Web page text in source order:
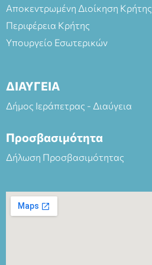
Αποκεντρωμένη Διοίκηση Κρήτης
Περιφέρεια Κρήτης
Υπουργείο Εσωτερικών
ΔΙΑΥΓΕΙΑ
Δήμος Ιεράπετρας - Διαύγεια
Προσβασιμότητα
Δήλωση Προσβασιμότητας